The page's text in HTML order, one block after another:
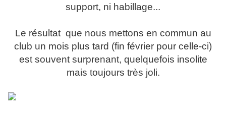
support, ni habillage...
Le résultat que nous mettons en commun au
club un mois plus tard (fin février pour celle-ci)
est souvent surprenant, quelquefois insolite
mais toujours très joli.